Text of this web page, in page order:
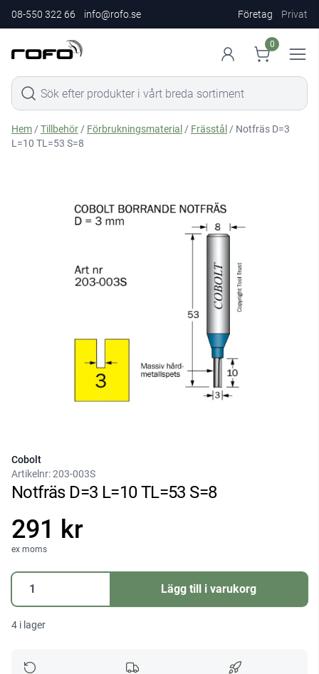
08-550 322 66 info@rofo.se Företag Privat
0
Hem /Tillbehör / Förbrukningsmaterial / Frässtål / Notfräs D=3
L=10 TL=53 S=8
Cobolt
Artikelnr:203-003S
Notfräs D=3 L=10 TL=53 S=8
291 kr
ex moms
Notfräs
TL=53
mängd
Lägg till i varukorg
4 i lager